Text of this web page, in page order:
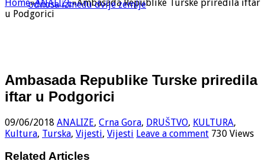
odnosa između dvije zemlje
Home»ANALIZE»Ambasada Republike Turske priredila iftar
u Podgorici
Ambasada Republike Turske priredila
iftar u Podgorici
09/06/2018 ANALIZE, Crna Gora, DRUŠTVO, KULTURA,
Kultura, Turska, Vijesti, Vijesti Leave a comment 730 Views
Related Articles